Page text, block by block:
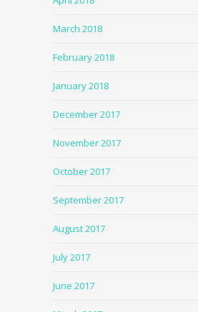
March 2018
February 2018
January 2018
December 2017
November 2017
October 2017
September 2017
August 2017
July 2017
June 2017